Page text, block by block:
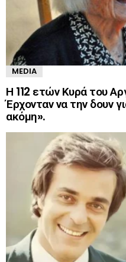
MEDIA
Η 112 ετών Κυρά του
Έρχονταν να την δουν
ακόμη».